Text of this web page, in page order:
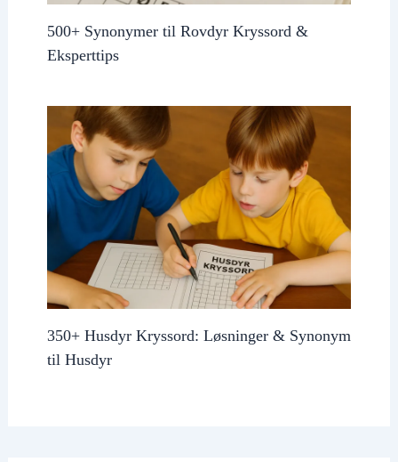
500+ Synonymer til Rovdyr Kryssord &
Eksperttips
350+ Husdyr Kryssord: Løsninger & Synonym
til Husdyr